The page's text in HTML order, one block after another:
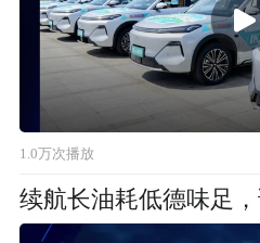
1.0万次播放
续航长油耗低德味足